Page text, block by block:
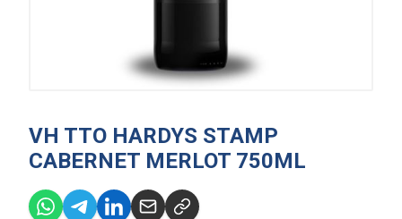
VH TTO HARDYS STAMP
CABERNET MERLOT 750ML